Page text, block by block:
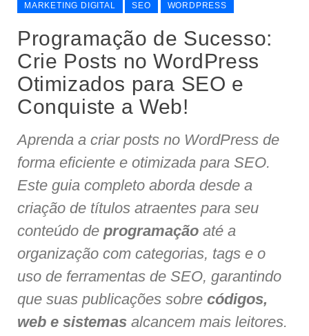
MARKETING DIGITAL SEO WORDPRESS
Programação de Sucesso:
Crie Posts no WordPress
Otimizados para SEO e
Conquiste a Web!
Aprenda a criar posts no WordPress de
forma eficiente e otimizada para SEO.
Este guia completo aborda desde a
criação de títulos atraentes para seu
conteúdo de programação até a
organização com categorias, tags e o
uso de ferramentas de SEO, garantindo
que suas publicações sobre códigos,
web e sistemas alcancem mais leitores.